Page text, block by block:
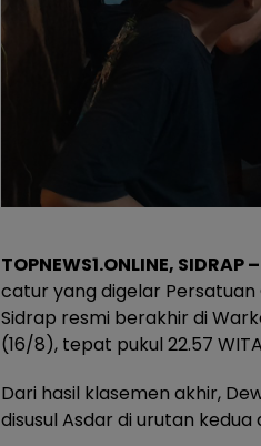
TOPNEWS1.ONLINE, SIDRAP –
catur yang digelar Persatuan
Sidrap resmi berakhir di
(16/8), tepat pukul 22.57
Dari hasil klasemen akhir,
disusul Asdar di urutan